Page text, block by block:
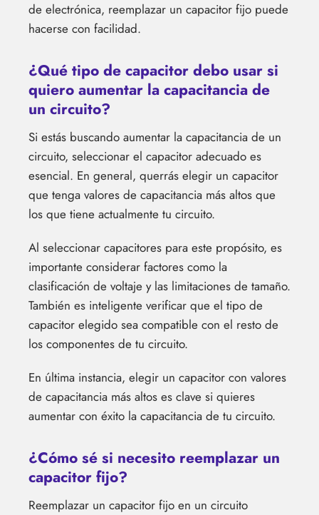
de electrónica, reemplazar un capacitor fijo puede
hacerse con facilidad.
¿Qué tipo de capacitor debo usar si
quiero aumentar la capacitancia de
un circuito?
Si estás buscando aumentar la capacitancia de un
circuito, seleccionar el capacitor adecuado es
esencial. En general, querrás elegir un capacitor
que tenga valores de capacitancia más altos que
los que tiene actualmente tu circuito.
Al seleccionar capacitores para este propósito, es
importante considerar factores como la
clasificación de voltaje y las limitaciones de tamaño.
También es inteligente verificar que el tipo de
capacitor elegido sea compatible con el resto de
los componentes de tu circuito.
En última instancia, elegir un capacitor con valores
de capacitancia más altos es clave si quieres
aumentar con éxito la capacitancia de tu circuito.
¿Cómo sé si necesito reemplazar un
capacitor fijo?
Reemplazar un capacitor fijo en un circuito